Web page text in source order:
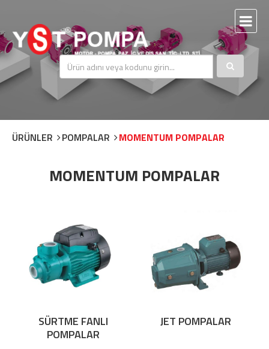
ÜRÜNLER POMPALAR MOMENTUM POMPALAR
MOMENTUM POMPALAR
SÜRTME FANLI
POMPALAR
JET POMPALAR